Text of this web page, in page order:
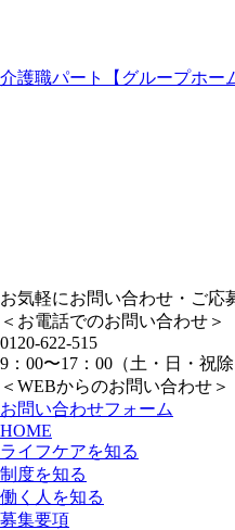
介護職パート【グループホー
お気軽にお問い合わせ・ご応
＜お電話でのお問い合わせ＞
0120-622-515
9：00〜17：00（土・日・祝
＜WEBからのお問い合わせ＞
お問い合わせフォーム
HOME
ライフケアを知る
制度を知る
働く人を知る
募集要項